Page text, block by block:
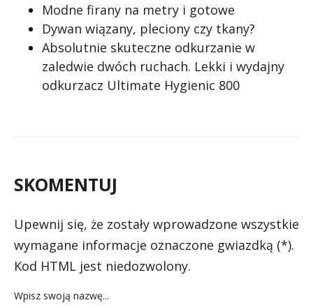
Modne firany na metry i gotowe
Dywan wiązany, pleciony czy tkany?
Absolutnie skuteczne odkurzanie w
zaledwie dwóch ruchach. Lekki i wydajny
odkurzacz Ultimate Hygienic 800
SKOMENTUJ
Upewnij się, że zostały wprowadzone wszystkie
wymagane informacje oznaczone gwiazdką (*).
Kod HTML jest niedozwolony.